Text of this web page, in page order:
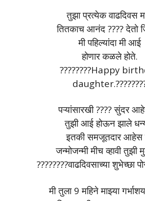
तुझा प्रत्येक वाढदिवस
तितकाच आनंद ???? देतो
मी पहिल्यांदा मी आई
होणार कळले होते.
????????Happy
पऱ्यांसारखी ???? सुंदर
तुझी आई होऊन झाले
इतकी समजूतदार आहेस
जन्मोजन्मी मीच व्हावी तुझी
????????वाढदिवसाच्या शुभेच्छा
मी तुला 9 महिने माझ्या